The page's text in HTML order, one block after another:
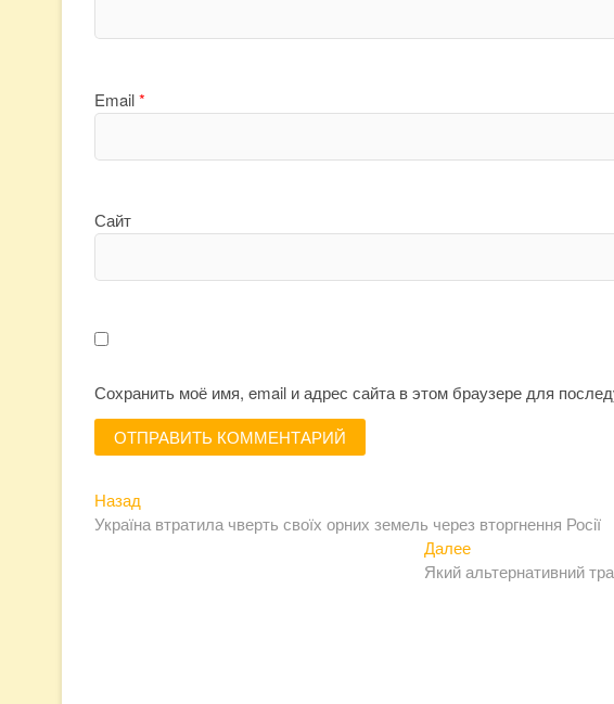
Email*
Сайт
Сохранить моё имя, email и адрес сайта в этом браузере для
Навигация
по
Назад
запись:
Україна втратила чверть своїх орних земель через вторгнення Росії
ДалееСледующая
запись:
Який альтернативний